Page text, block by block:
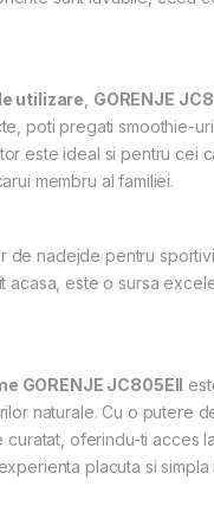
utilizare GORENJE
poti pregati smoothie-
este ideal si pentru cei
membru al familiei.
de nadejde pentru
acasa, este o sursa
GORENJE JC805EII
naturale. Cu o putere
oferindu-ti acces
placuta si